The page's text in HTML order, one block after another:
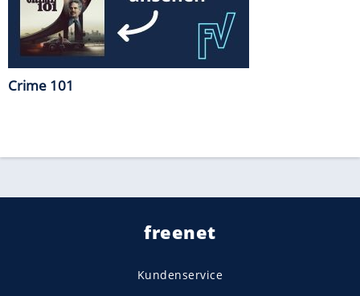
Crime 101
freenet
Kundenservice